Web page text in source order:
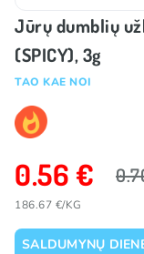
Jūrų dumblių
(SPICY), 3g
TAO KAE NOI
0.56 €
186.67 €/KG
SALDUMYNŲ